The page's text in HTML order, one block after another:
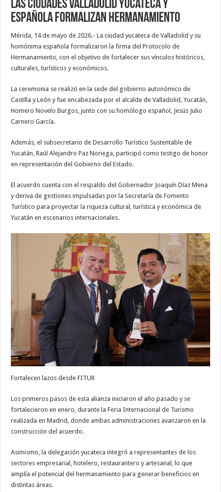
Las ciudades Valladolid yucateca y
española formalizan hermanamiento
Mérida, 14 de mayo de 2026.- La ciudad yucateca de Valladolid y su
homónima española formalizaron la firma del Protocolo de
Hermanamiento, con el objetivo de fortalecer sus vínculos históricos,
culturales, turísticos y económicos.
La ceremonia se realizó en la sede del gobierno autonómico de
Castilla y León y fue encabezada por el alcalde de Valladolid, Yucatán,
Homero Novelo Burgos, junto con su homólogo español, Jesús Julio
Carnero García.
Además, el subsecretario de Desarrollo Turístico Sustentable de
Yucatán, Raúl Alejandro Paz Noriega, participó como testigo de honor
en representación del Gobierno del Estado.
El acuerdo cuenta con el respaldo del Gobernador Joaquín Díaz Mena
y deriva de gestiones impulsadas por la Secretaría de Fomento
Turístico para proyectar la riqueza cultural, turística y económica de
Yucatán en escenarios internacionales.
Fortalecen lazos desde FITUR
Los primeros pasos de esta alianza iniciaron el año pasado y se
fortalecieron en enero, durante la Feria Internacional de Turismo
realizada en Madrid, donde ambas administraciones avanzaron en la
construcción del acuerdo.
Asimismo, la delegación yucateca integró a representantes de los
sectores empresarial, hotelero, restaurantero y artesanal, lo que
amplía el potencial del hermanamiento para generar beneficios en
distintas áreas.